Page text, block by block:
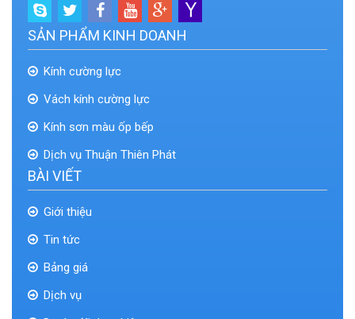
SẢN PHẨM KINH DOANH
Kính cường lực
Vách kính cường lực
Kính sơn màu ốp bếp
Dịch vụ Thuận Thiên Phát
BÀI VIẾT
Giới thiệu
Tin tức
Bảng giá
Dịch vụ